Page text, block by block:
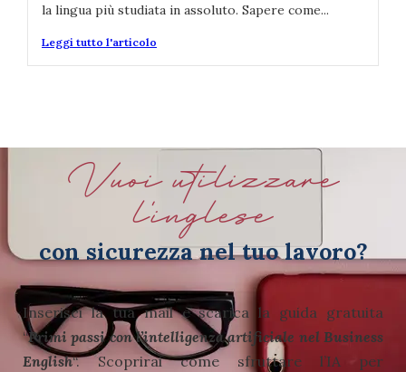
la lingua più studiata in assoluto. Sapere come...
Leggi tutto l'articolo
Vuoi utilizzare
l'inglese
con sicurezza nel tuo lavoro?
Inserisci la tua mail e scarica la guida gratuita
“Primi passi con l’intelligenza artificiale nel Business
English“.Scoprirai come sfruttare l’IA per